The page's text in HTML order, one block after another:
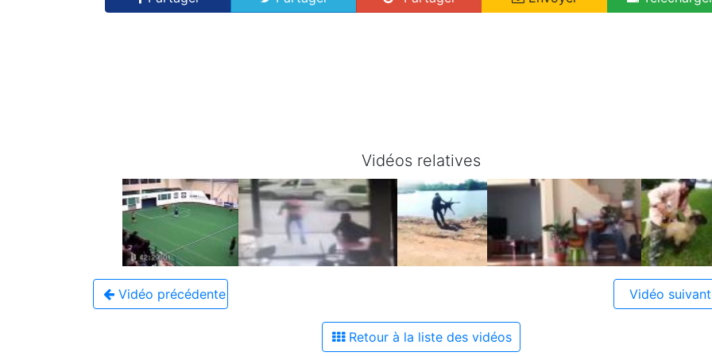
Vidéos relatives
Vidéo précédente Vidéo
Retour à la liste des vidéos